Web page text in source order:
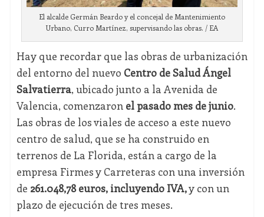
El alcalde Germán Beardo y el concejal de Mantenimiento
Urbano, Curro Martínez, supervisando las obras. / EA
Hay que recordar que las obras de urbanización
del entorno del nuevo Centro de Salud Ángel
Salvatierra, ubicado junto a la Avenida de
Valencia, comenzaronel pasado mes de junio.
Las obras de los viales de acceso a este nuevo
centro de salud, que se ha construido en
terrenos de La Florida, están a cargo de la
empresa Firmes y Carreteras con una inversión
de 261.048,78 euros, incluyendo IVA,y con un
plazo de ejecución de tres meses.